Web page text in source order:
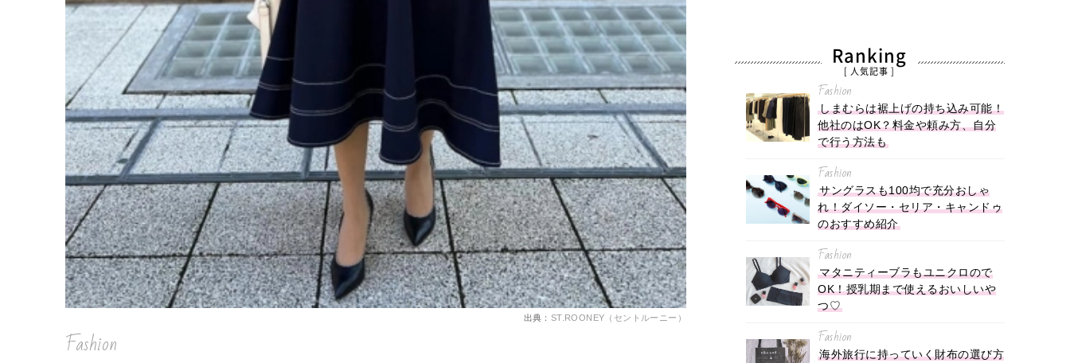
出典： ST.ROONEY（セントルーニー）
Fashion
Ranking
[ 人気記事 ]
Fashion
しまむらは裾上げの持ち込み可能！
他社のはOK？料金や頼み方、自分
で行う方法も
Fashion
サングラスも100均で充分おしゃ
れ！ダイソー・セリア・キャンドゥ
のおすすめ紹介
Fashion
マタニティーブラもユニクロので
OK！授乳期まで使えるおいしいや
つ♡
Fashion
海外旅行に持っていく財布の選び方